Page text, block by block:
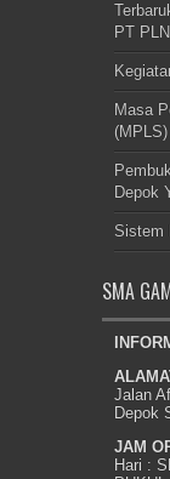
PT
Masa
Depok
Sistem
SMA
Jalan
Depok
JAM
Hari :